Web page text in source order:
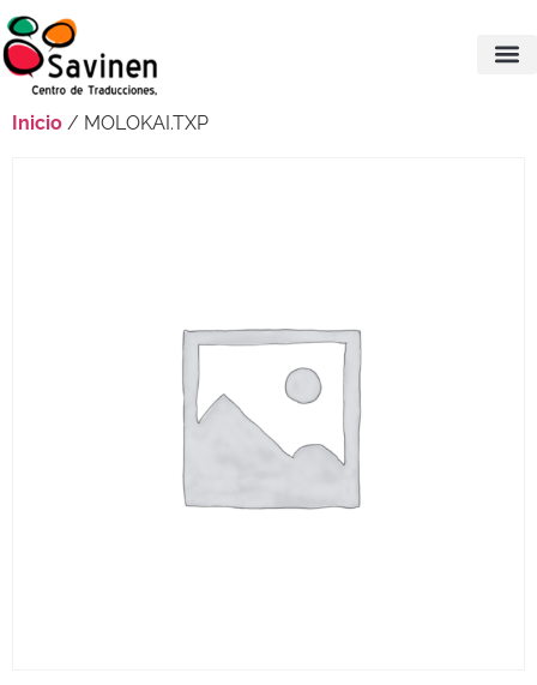
Inicio / MOLOKAI.TXP